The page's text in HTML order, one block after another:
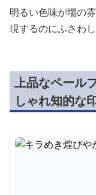
明るい色味が場の
現するのにふさわ
上品なペール
しゃれ知的な